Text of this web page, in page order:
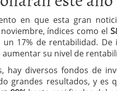
en que esta gran
índices como el
17% de rentabilidad.
su nivel de
hay diversos fondos de
grandes resultados, y es